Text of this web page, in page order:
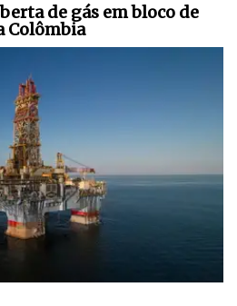
de gás em bloco de
Colômbia